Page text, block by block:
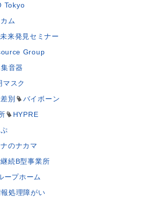
Tokyo
ム
未来発見セミナー
Group
音器
マスク
別
バイボーン
HYPRE
ナのナカマ
続B型事業所
ープホーム
処理障がい